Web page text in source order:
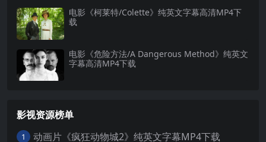
电影《柯莱特/Colette》纯英文字幕高清MP4下
载
电影《危险方法/A Dangerous Method》纯英文
字幕高清MP4下载
影视资源榜单
1 动画片《疯狂动物城2》纯英文字幕MP4下载